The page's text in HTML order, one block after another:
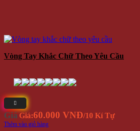
Vòng Tay Khắc Chữ Theo Yêu Cầu
Giá Giá:60.000 VNĐ/10 Kí Tự
Thêm vào giỏ hàng